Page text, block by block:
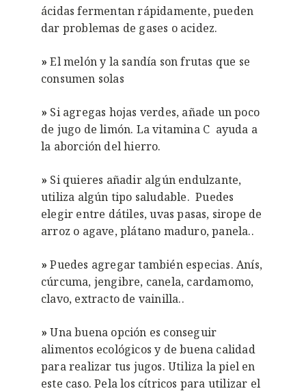
ácidas fermentan rápidamente, pueden
dar problemas de gases o acidez.
» El melón y la sandía son frutas que se
consumen solas
» Si agregas hojas verdes, añade un poco
de jugo de limón. La vitamina C ayuda a
la aborción del hierro.
» Si quieres añadir algún endulzante,
utiliza algún tipo saludable. Puedes
elegir entre dátiles, uvas pasas, sirope de
arroz o agave, plátano maduro, panela..
» Puedes agregar también especias. Anís,
cúrcuma, jengibre, canela, cardamomo,
clavo, extracto de vainilla..
» Una buena opción es conseguir
alimentos ecológicos y de buena calidad
para realizar tus jugos. Utiliza la piel en
este caso. Pela los cítricos para utilizar el